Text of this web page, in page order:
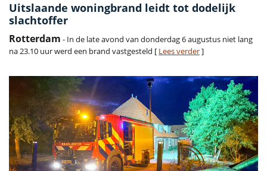
Uitslaande woningbrand leidt tot dodelijk
slachtoffer
Rotterdam - In de late avond van donderdag 6 augustus niet lang
na 23.10 uur werd een brand vastgesteld [ Lees verder]